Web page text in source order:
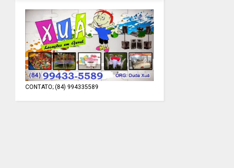
CONTATO; (84) 994335589